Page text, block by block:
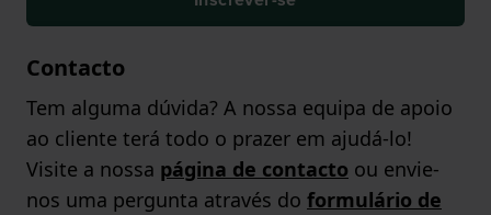
Contacto
Tem alguma dúvida? A nossa equipa de apoio
ao cliente terá todo o prazer em ajudá-lo!
Visite a nossa página de contacto ou envie-
nos uma pergunta através do formulário de